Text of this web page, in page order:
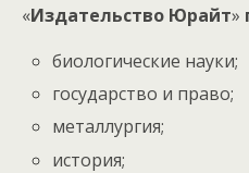
«Издательство Юрайт»
биологические науки;
государство и право;
металлургия;
история;